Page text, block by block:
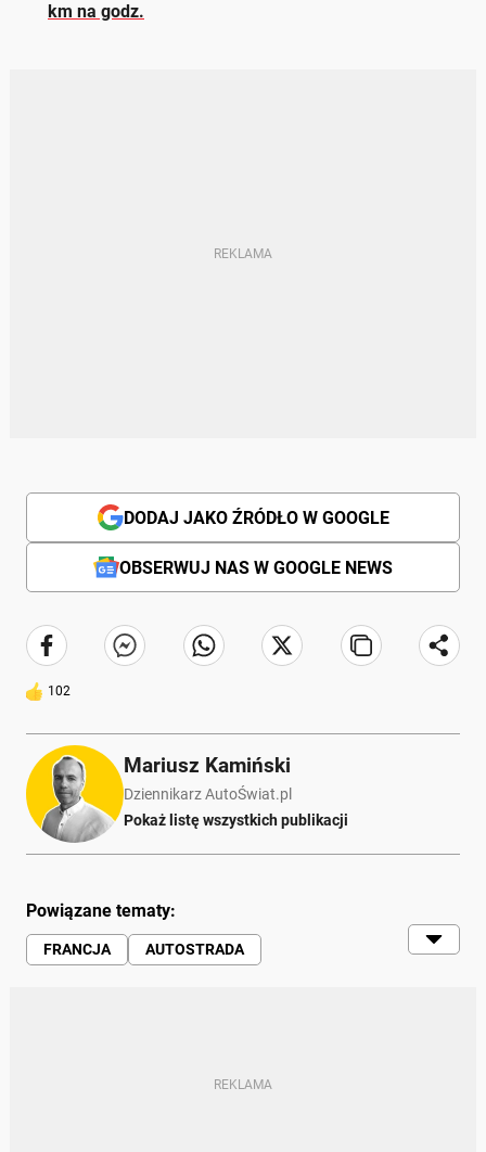
km na godz.
DODAJ JAKO ŹRÓDŁO W GOOGLE
OBSERWUJ NAS W GOOGLE NEWS
102
Mariusz Kamiński
Dziennikarz AutoŚwiat.pl
Pokaż listę wszystkich publikacji
Powiązane tematy:
FRANCJA
AUTOSTRADA